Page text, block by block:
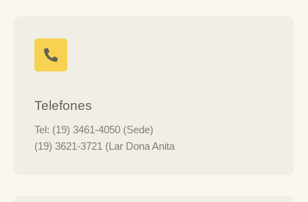
Telefones
Tel: (19) 3461-4050 (Sede)
(19) 3621-3721 (Lar Dona Anita